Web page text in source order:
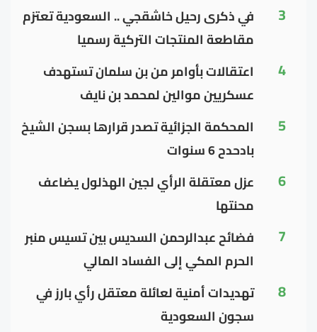
3
في ذكرى رحيل خاشقجي .. السعودية تعتزم
مقاطعة المنتجات التركية رسميا
4
اعتقالات بأوامر من بن سلمان تستهدف
عسكريين موالين لمحمد بن نايف
5
المحكمة الجزائية تصدر قرارها بسجن الشيخ
بادحدح 6 سنوات
6
عزل معتقلة الرأي لجين الهذلول يضاعف
محنتها
7
فضائح عبدالرحمن السديس بين تسيس منبر
الحرم المكي إلى الفساد المالي
8
تهديدات أمنية لعائلة معتقل رأي بارز في
سجون السعودية